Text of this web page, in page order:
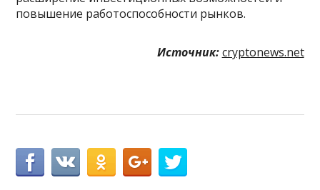
повышение работоспособности рынков.
Источник: cryptonews.net